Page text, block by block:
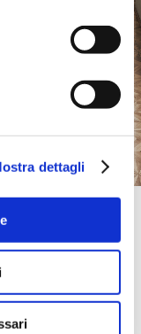
dettagli
/ 31,
Belgium